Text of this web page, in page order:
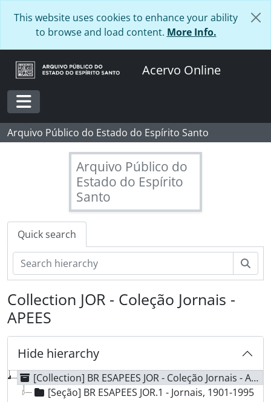
This website uses cookies to enhance your ability
to browse and load content. More Info.
Acervo Online
Toggle navigation
Arquivo Público do Estado do Espírito Santo
Arquivo Público do
Estado do Espírito
Santo
Quick search
Collection JOR - Coleção Jornais -
APEES
Hide hierarchy
[Collection] BR ESAPEES JOR - Coleção Jornais - APEES, 1901-1995
[Seção] BR ESAPEES JOR.1 - Jornais, 1901-1995